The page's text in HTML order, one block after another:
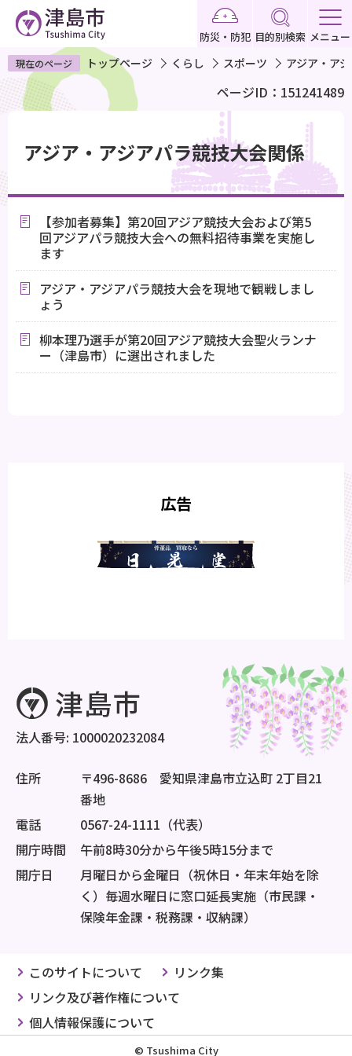
ペ
ー
ジ
の
で
す
防災・防犯 目的別検索 メニュー
現在のページ トップページ くらし スポーツ アジア・ア
ページID：151241489
アジア・アジアパラ競技大会関係
【参加者募集】第20回アジア競技大会および第5
回アジアパラ競技大会への無料招待事業を実施し
ます
アジア・アジアパラ競技大会を現地で観戦しまし
ょう
柳本理乃選手が第20回アジア競技大会聖火ランナ
ー（津島市）に選出されました
広告
法人番号: 1000020232084
住所
〒496-8686 愛知県津島市立込町 2丁目21
番地
電話
0567-24-1111（代表）
開庁時間
午前8時30分から午後5時15分まで
開庁日
月曜日から金曜日（祝休日・年末年始を除
く）毎週水曜日に窓口延長実施（市民課・
保険年金課・税務課・収納課）
このサイトについて
リンク集
リンク及び著作権について
個人情報保護について
© Tsushima City